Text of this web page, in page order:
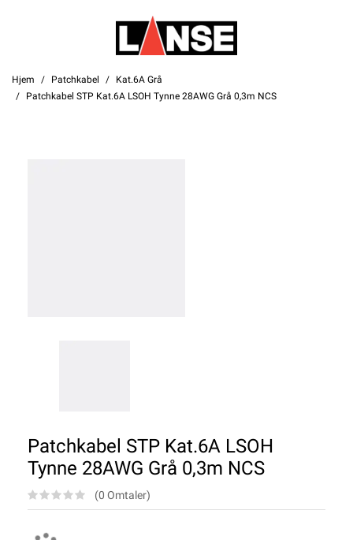
Hjem Patchkabel
Kat.6A Grå
Patchkabel STP Kat.6A LSOH Tynne 28AWG Grå 0,3m NCS
Patchkabel STP Kat.6A LSOH
Tynne 28AWG Grå 0,3m NCS
(0 Omtaler)